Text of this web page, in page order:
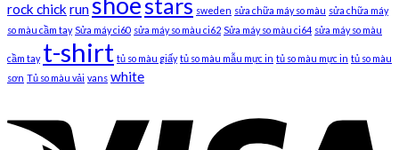
rock chick run sweden sửa chữa máy so màu sửa chữa máy
so màu cầm tay Sửa máy ci60 sửa máy so màu ci62 Sửa máy so màu ci64 sửa máy so màu
cầm tay t-shirt tủ so màu giấy tủ so màu mẫu mực in tủ so màu mực in tủ so màu
sơn Tủ so màu vải vans white